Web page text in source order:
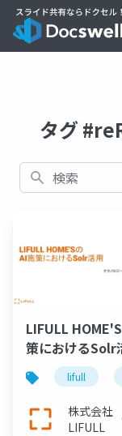
タグ
検索
LIFULL
策におけるSolr
lifull
株式会社
LIFULL